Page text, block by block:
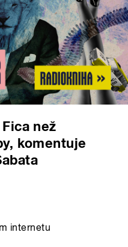
než
komentuje
internetu